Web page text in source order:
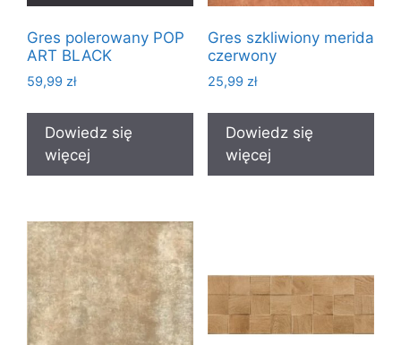
Gres polerowany POP
ART BLACK
59,99 zł
Dowiedz się
więcej
Gres szkliwiony merida
czerwony
25,99 zł
Dowiedz się
więcej